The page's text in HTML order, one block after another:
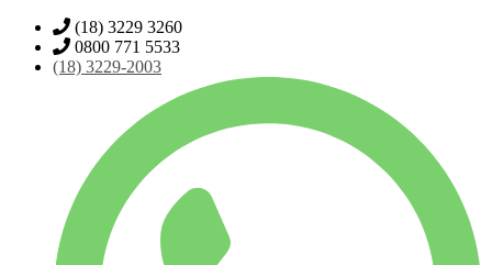
(18) 3229 3260
0800 771 5533
(18) 3229-2003